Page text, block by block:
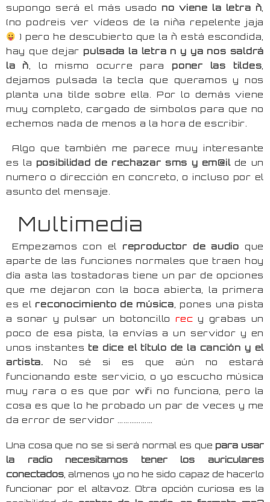
supongo será el más usadono viene la letra ñ
(no podreis ver vídeos de la niña repelente jaja
) pero he descubierto que la ñ está escondida,
hay que dejar pulsada la letra n y ya nos saldrá
la ñ , lo mismo ocurre paraponer las tildes
dejamos pulsada la tecla que queramos y nos
planta una tilde sobre ella. Por lo demás viene
muy completo, cargado de simbolos para que no
echemos nada de menos a la hora de escribir.
Algo que también me parece muy interesante
es la posibilidad de rechazar sms y em@ilde un
numero o dirección en concreto, o incluso por el
asunto del mensaje.
Multimedia
Empezamos con el reproductor de audio que
aparte de las funciones normales que traen hoy
día asta las tostadoras tiene un par de opciones
que me dejaron con la boca abierta, la primera
es elreconocimiento de música , pones una pista
a sonar y pulsar un botoncillo recy grabas un
poco de esa pista, la envías a un servidor y en
unos instantes te dice el título de la canción y el
artista. No sé si es que aún no estará
funcionando este servicio, o yo escucho música
muy rara o es que por wifi no funciona, pero la
cosa es que lo he probado un par de veces y me
da error de servidor ………………
Una cosa que no se si será normal es quepara usar
la radio necesitamos tener los auriculares
conectados , almenos yo no he sido capaz de hacerlo
funcionar por el altavoz. Otra opción curiosa es la